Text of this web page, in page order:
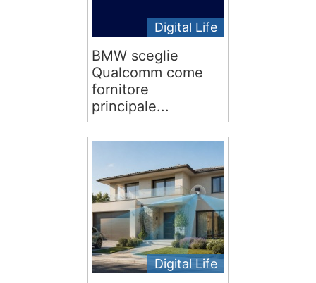
Digital Life
BMW sceglie
Qualcomm come
fornitore
principale...
Digital Life